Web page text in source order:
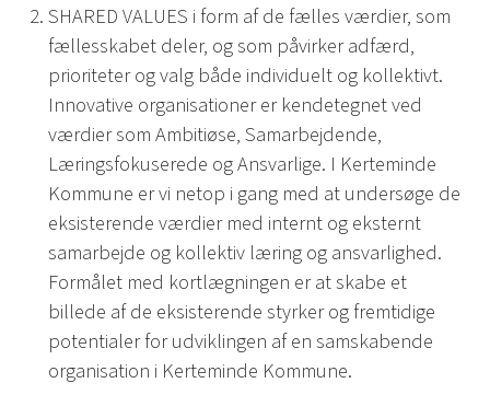
SHARED VALUES i form af de fælles værdier, som
fællesskabet deler, og som påvirker adfærd,
prioriteter og valg både individuelt og kollektivt.
Innovative organisationer er kendetegnet ved
værdier som Ambitiøse, Samarbejdende,
Læringsfokuserede og Ansvarlige. I Kerteminde
Kommune er vi netop i gang med at undersøge de
eksisterende værdier med internt og eksternt
samarbejde og kollektiv læring og ansvarlighed.
Formålet med kortlægningen er at skabe et
billede af de eksisterende styrker og fremtidige
potentialer for udviklingen af en samskabende
organisation i Kerteminde Kommune.